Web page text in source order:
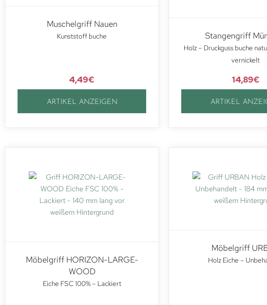
Muschelgriff Nauen
Kunststoff buche
4,49€
ARTIKEL ANZEIGEN
Stangengriff
Holz – Druckguss buche
vernickelt
14,89€
ARTIKEL
Möbelgriff HORIZON-LARGE-
WOOD
Eiche FSC 100% – Lackiert
Möbelgriff
Holz Eiche –